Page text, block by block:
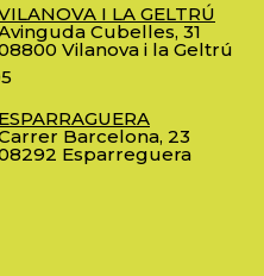
I LA GELTRÚ
Cubelles, 31
Vilanova i la Geltrú
ESPARRAGUERA
Barcelona, 23
Esparreguera